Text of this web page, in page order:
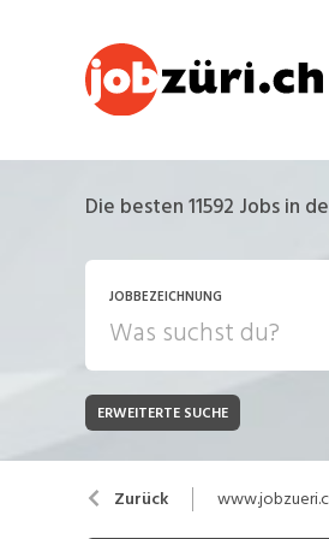
Die besten 11592 Jobs in
JOBBEZEICHNUNG
JOB-TYP
Festanstellung
Bank, Versicherung
Chemie, Pharma,
ERWEITERTE SUCHE
Zurück